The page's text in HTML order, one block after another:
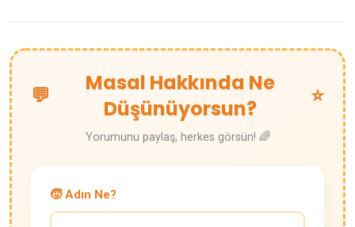
💬
Masal Hakkında Ne
Düşünüyorsun?
⭐
Yorumunu paylaş, herkes görsün! 🌈
🧒 Adın Ne?